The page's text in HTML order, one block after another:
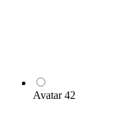
Avatar 42